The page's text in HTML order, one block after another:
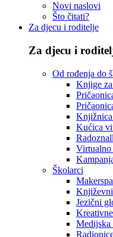
Novi naslovi
Što čitati?
Za djecu i roditelje
Za djecu i
Od rođenja do
Knjige
Kućica
Virtualno
Školarci
Književni
Jezični
Medijska